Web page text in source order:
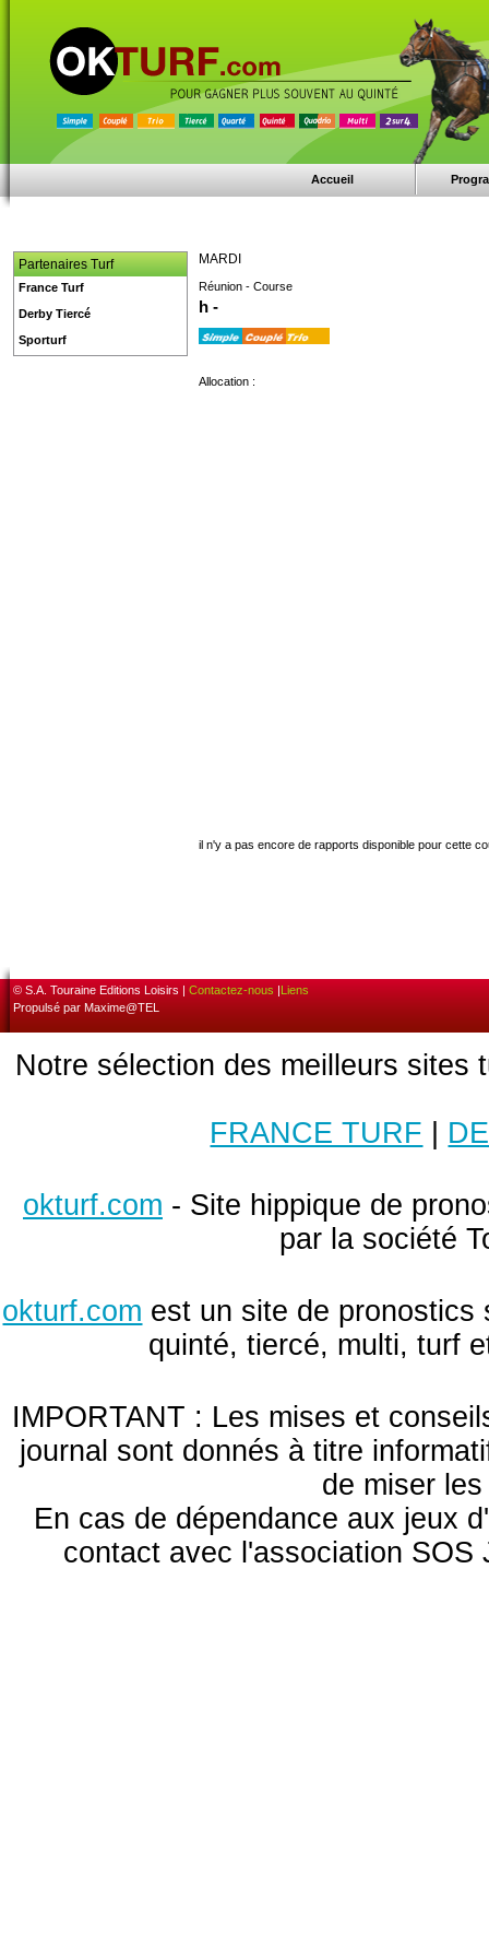
Accueil
MARDI
Réunion - Course
h -
Allocation :
il n'y a pas encore de rapports disponible pour cette
Partenaires Turf
France Turf
Derby Tiercé
Sporturf
© S.A. Touraine Editions Loisirs | Contactez-nous |Liens
Propulsé par Maxime@TEL
Notre sélection des meilleurs sites
FRANCE TURF
okturf.com - Site hippique de
par la société
okturf.com est un site de pronostics
quinté, tiercé, multi, turf
IMPORTANT : Les mises et
journal sont donnés à titre
de miser
En cas de dépendance aux jeux
contact avec l'association